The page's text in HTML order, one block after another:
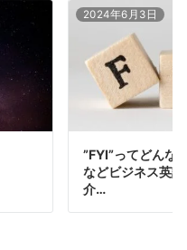
2024年6月3日
”FYI”ってどんな
などビジネス英
介…